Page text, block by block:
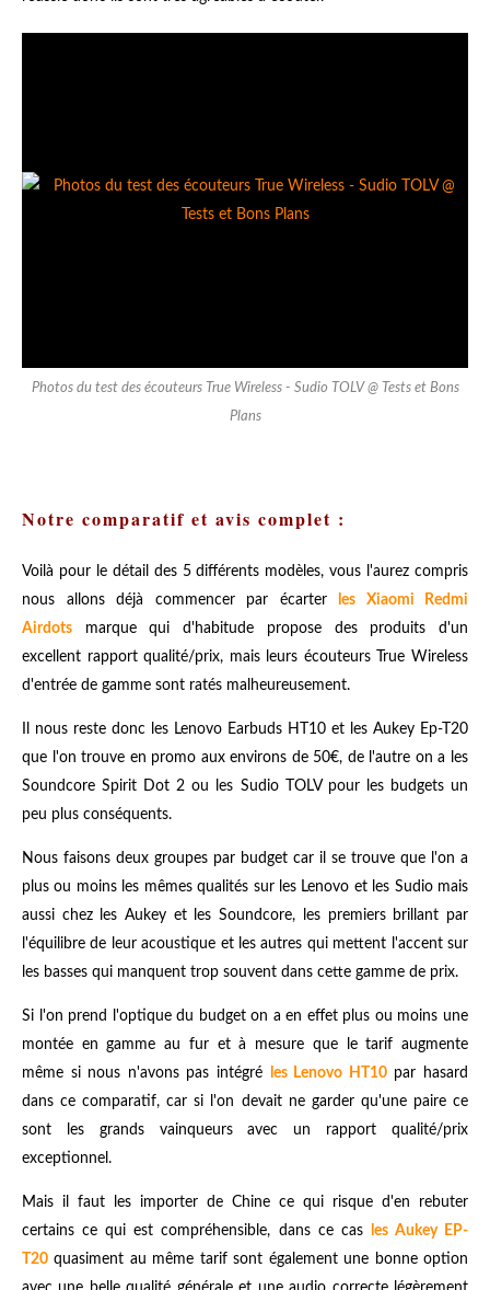
Photos du test des écouteurs True Wireless - Sudio TOLV @ Tests et Bons
Plans
Notre comparatif et avis complet :
Voilà pour le détail des 5 différents modèles, vous l'aurez compris
nous allons déjà commencer par écarter
les Xiaomi Redmi
Airdots marque qui d'habitude propose des produits d'un
excellent rapport qualité/prix, mais leurs écouteurs True Wireless
d'entrée de gamme sont ratés malheureusement.
Il nous reste donc les Lenovo Earbuds HT10 et les Aukey Ep-T20
que l'on trouve en promo aux environs de 50€, de l'autre on a les
Soundcore Spirit Dot 2 ou les Sudio TOLV pour les budgets un
peu plus conséquents.
Nous faisons deux groupes par budget car il se trouve que l'on a
plus ou moins les mêmes qualités sur les Lenovo et les Sudio mais
aussi chez les Aukey et les Soundcore, les premiers brillant par
l'équilibre de leur acoustique et les autres qui mettent l'accent sur
les basses qui manquent trop souvent dans cette gamme de prix.
Si l'on prend l'optique du budget on a en effet plus ou moins une
montée en gamme au fur et à mesure que le tarif augmente
même si nous n'avons pas intégré
les Lenovo HT10par hasard
dans ce comparatif, car si l'on devait ne garder qu'une paire ce
sont les grands vainqueurs avec un rapport qualité/prix
exceptionnel.
Mais il faut les importer de Chine ce qui risque d'en rebuter
certains ce qui est compréhensible, dans ce cas
les Aukey EP-
T20 quasiment au même tarif sont également une bonne option